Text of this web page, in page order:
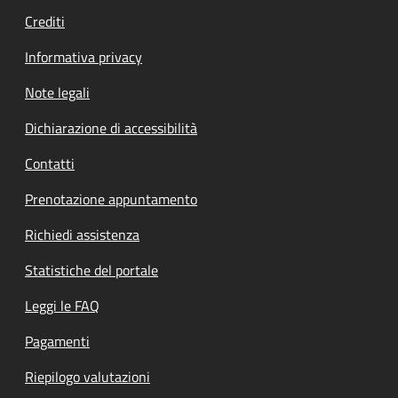
Crediti
Informativa privacy
Note legali
Dichiarazione di accessibilità
Contatti
Prenotazione appuntamento
Richiedi assistenza
Statistiche del portale
Leggi le FAQ
Pagamenti
Riepilogo valutazioni